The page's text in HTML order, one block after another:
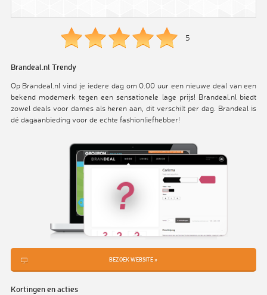
5
Brandeal.nl Trendy
Op Brandeal.nl vind je iedere dag om 0.00 uur een nieuwe deal van een
bekend modemerk tegen een sensationele lage prijs! Brandeal.nl biedt
zowel deals voor dames als heren aan, dit verschilt per dag. Brandeal is
dé dagaanbieding voor de echte fashionliefhebber!
BEZOEK WEBSITE »
Kortingen en acties